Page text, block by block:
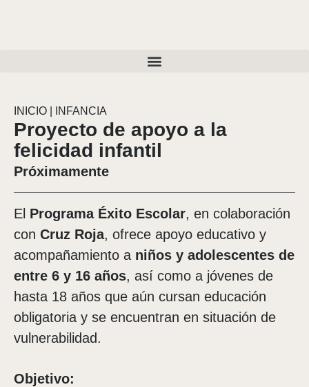
INICIO INFANCIA
Proyecto de apoyo a la
felicidad infantil
Próximamente
El Programa Éxito Escolar, en colaboración
con Cruz Roja, ofrece apoyo educativo y
acompañamiento a niños y adolescentes de
entre 6 y 16 años, así como a jóvenes de
hasta 18 años que aún cursan educación
obligatoria y se encuentran en situación de
vulnerabilidad.
Objetivo: